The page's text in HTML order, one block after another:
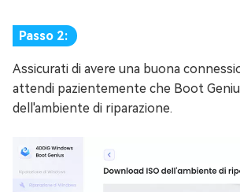
Passo 2:
Assicurati di avere una buona
attendi pazientemente che Boot
dell'ambiente di riparazione.